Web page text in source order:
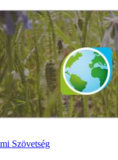
Szövetség